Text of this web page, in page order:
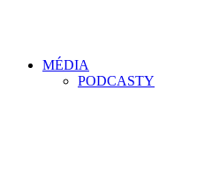
MÉDIA
PODCASTY